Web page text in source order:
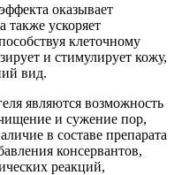
оказывает
также ускоряет
клеточному
и стимулирует кожу,
вид.
являются возможность
и сужение пор,
в составе препарата
консервантов,
реакций,